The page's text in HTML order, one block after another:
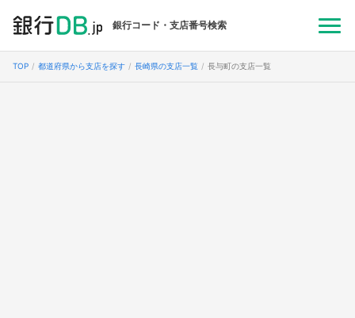
銀行コード・支店番号検索
TOP 都道府県から支店を探す 長崎県の支店一覧 長与町の支店一覧